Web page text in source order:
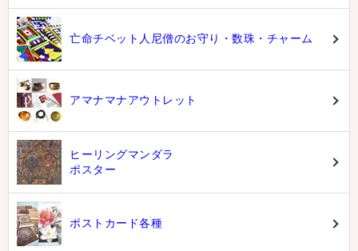
亡命チベット人尼僧のお守り・数珠・チャーム
アマナマナアウトレット
ヒーリングマンダラ
ポスター
ポストカード各種